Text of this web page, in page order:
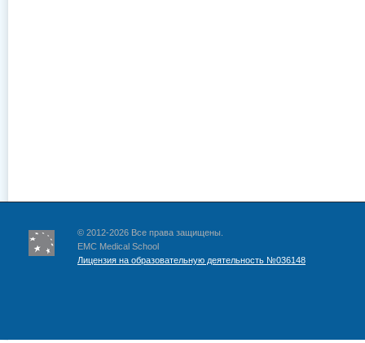
© 2012-2026 Все права защищены.
EMC Medical School
Лицензия на образовательную деятельность №036148